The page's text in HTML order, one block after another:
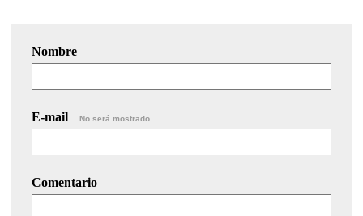
Nombre
E-mail No será mostrado.
Comentario